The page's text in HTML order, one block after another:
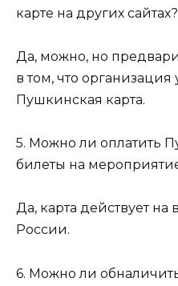
карте на других сайтах?
Да, можно, но
в том, что организация
Пушкинская карта.
5. Можно ли оплатить
билеты на
Да, карта действует на
России.
6. Можно ли